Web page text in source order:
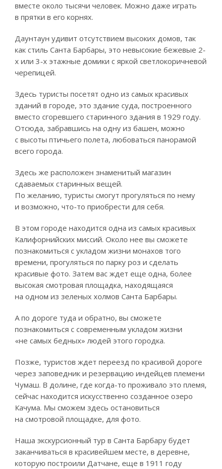
вместе около тысячи человек. Можно даже играть
в прятки в его корнях.
Даунтаун удивит отсутствием высоких домов, так
как стиль Санта Барбары, это невысокие бежевые 2-
х или 3-х этажные домики с яркой светлокоричневой
черепицей.
Здесь туристы посетят одно из самых красивых
зданий в городе, это здание суда, построенного
вместо сгоревшего старинного здания в 1929 году.
Отсюда, забравшись на одну из башен, можно
с высоты птичьего полета, любоваться панорамой
всего города.
Здесь же расположен знаменитый магазин
сдаваемых старинных вещей.
По желанию, туристы смогут прогуляться по нему
и возможно, что-то приобрести для себя.
В этом городе находится одна из самых красивых
Калифорнийских миссий. Около нее вы сможете
познакомиться с укладом жизни монахов того
времени, прогуляться по парку роз и сделать
красивые фото. Затем вас ждет еще одна, более
высокая смотровая площадка, находящаяся
на одном из зеленых холмов Санта Барбары.
А по дороге туда и обратно, вы сможете
познакомиться с современным укладом жизни
«не самых бедных» людей этого городка.
Позже, туристов ждет переезд по красивой дороге
через заповедник и резервацию индейцев племени
Чумаш. В долине, где когда-то проживало это племя,
сейчас находится искусственно созданное озеро
Качума. Мы сможем здесь остановиться
на смотровой площадке, для фото.
Наша экскурсионный тур в Санта Барбару будет
заканчиваться в красивейшем месте, в деревне,
которую построили Датчане, еще в 1911 году